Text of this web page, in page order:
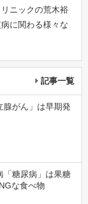
ニックの荒木裕
に関わる様々な
記事一覧
腺がん」は早期発
「糖尿病」は果糖
な食べ物